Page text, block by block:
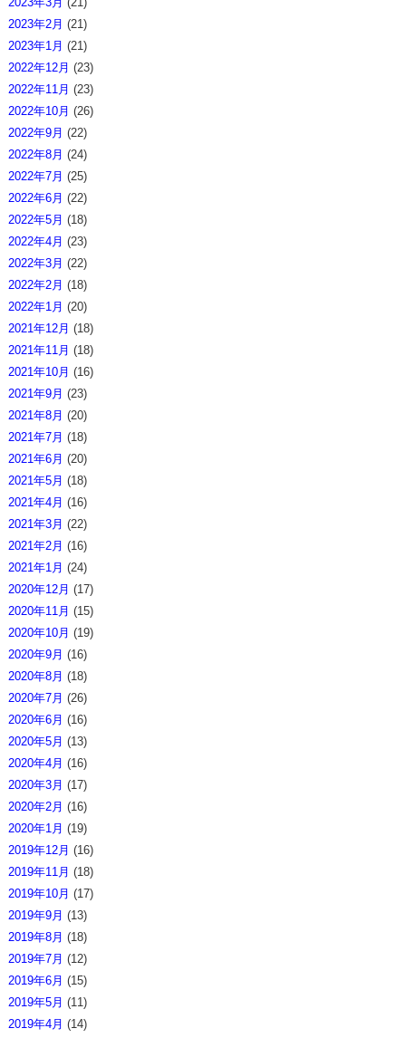
2023年2月 (21)
2023年1月 (21)
2022年12月 (23)
2022年11月 (23)
2022年10月 (26)
2022年9月 (22)
2022年8月 (24)
2022年7月 (25)
2022年6月 (22)
2022年5月 (18)
2022年4月 (23)
2022年3月 (22)
2022年2月 (18)
2022年1月 (20)
2021年12月 (18)
2021年11月 (18)
2021年10月 (16)
2021年9月 (23)
2021年8月 (20)
2021年7月 (18)
2021年6月 (20)
2021年5月 (18)
2021年4月 (16)
2021年3月 (22)
2021年2月 (16)
2021年1月 (24)
2020年12月 (17)
2020年11月 (15)
2020年10月 (19)
2020年9月 (16)
2020年8月 (18)
2020年7月 (26)
2020年6月 (16)
2020年5月 (13)
2020年4月 (16)
2020年3月 (17)
2020年2月 (16)
2020年1月 (19)
2019年12月 (16)
2019年11月 (18)
2019年10月 (17)
2019年9月 (13)
2019年8月 (18)
2019年7月 (12)
2019年6月 (15)
2019年5月 (11)
2019年4月 (14)